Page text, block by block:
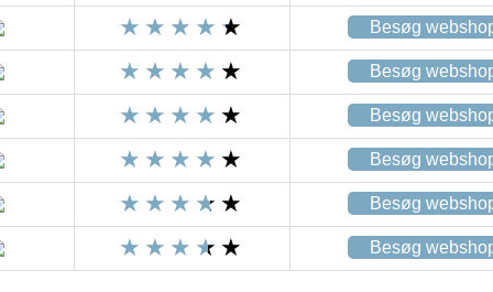
Besøg
Besøg
Besøg
Besøg
Besøg
Besøg